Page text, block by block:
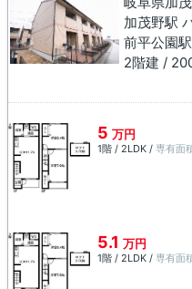
2階建 /
5 万円
1階 / 2LDK / 専有面
5.1 万円
1階 / 2LDK / 専有面